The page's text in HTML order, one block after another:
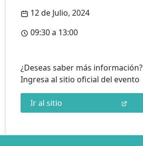
12 de Julio, 2024
09:30 a 13:00
¿Deseas saber más información?
Ingresa al sitio oficial del evento
Ir al sitio